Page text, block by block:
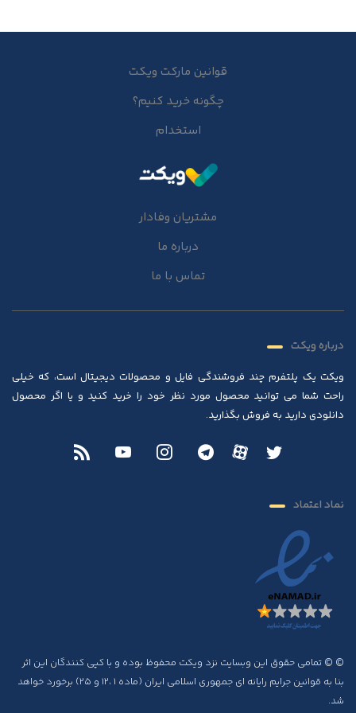
قوانین مارکت ویکت
چگونه خرید کنیم؟
استخدام
مشتریان وفادار
درباره ما
تماس با ما
درباره ویکت
ویکت یک پلتفرم چند فروشندگی فایل و محصولات دیجیتال است، که خیلی
راحت شما می توانید محصول مورد نظر خود را خرید کنید و یا اگر محصول
دانلودی دارید به فروش بگذارید.
نماد اعتماد
© © تمامی حقوق این وبسایت نزد ویکت محفوظ بوده و با کپی کنندگان این اثر
بنا به قوانین جرایم رایانه ای جمهوری اسلامی ایران (ماده ۱ ،۱۲ و ۲۵) برخورد خواهد
شد.